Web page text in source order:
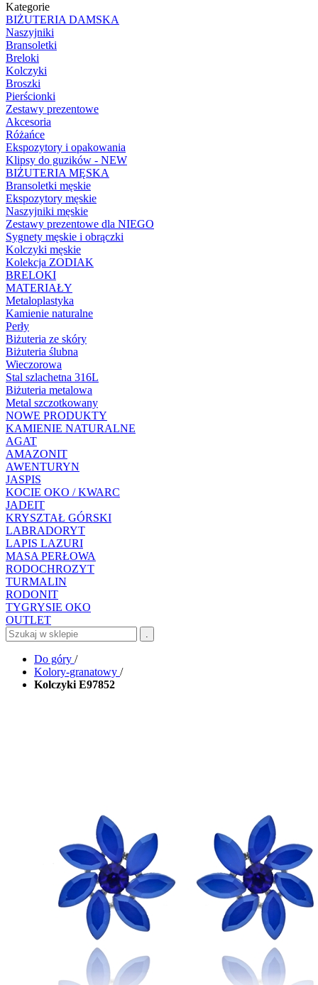
Kategorie
BIŻUTERIA DAMSKA
Naszyjniki
Bransoletki
Breloki
Kolczyki
Broszki
Pierścionki
Zestawy prezentowe
Akcesoria
Różańce
Ekspozytory i opakowania
Klipsy do guzików - NEW
BIŻUTERIA MĘSKA
Bransoletki męskie
Ekspozytory męskie
Naszyjniki męskie
Zestawy prezentowe dla NIEGO
Sygnety męskie i obrączki
Kolczyki męskie
Kolekcja ZODIAK
BRELOKI
MATERIAŁY
Metaloplastyka
Kamienie naturalne
Perły
Biżuteria ze skóry
Biżuteria ślubna
Wieczorowa
Stal szlachetna 316L
Biżuteria metalowa
Metal szczotkowany
NOWE PRODUKTY
KAMIENIE NATURALNE
AGAT
AMAZONIT
AWENTURYN
JASPIS
KOCIE OKO / KWARC
JADEIT
KRYSZTAŁ GÓRSKI
LABRADORYT
LAPIS LAZURI
MASA PERŁOWA
RODOCHROZYT
TURMALIN
RODONIT
TYGRYSIE OKO
OUTLET
.
Do góry /
Kolory-granatowy /
Kolczyki E97852